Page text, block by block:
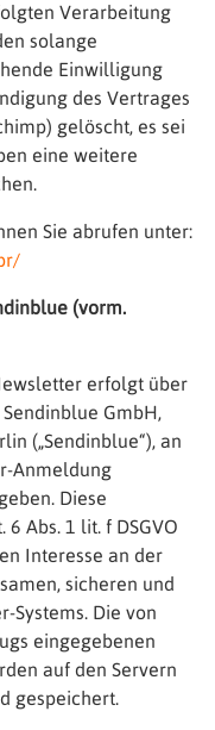
Verarbeitung
solange
Einwilligung
des Vertrages
gelöscht, es sei
eine weitere
Sie abrufen unter:
(vorm.
erfolgt über
GmbH,
(„Sendinblue“), an
Anmeldung
Diese
Abs. 1 lit. f DSGVO
Interesse an der
sicheren und
Systems. Die von
eingegebenen
auf den Servern
gespeichert.